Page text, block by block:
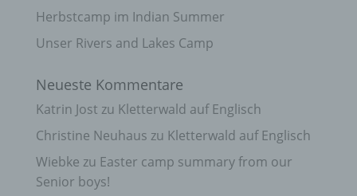
Herbstcamp im Indian Summer
Unser Rivers and Lakes Camp
Neueste Kommentare
Katrin Jost zu Kletterwald auf Englisch
Christine Neuhaus zu Kletterwald auf Englisch
Wiebke zu Easter camp summary from our
Senior boys!